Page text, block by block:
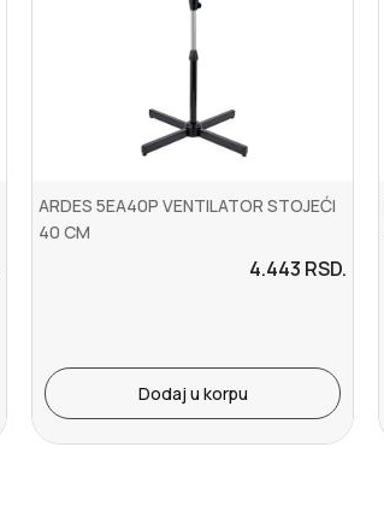
ARDES 5EA40P VENTILATOR STOJEĆI
40 CM
4.443 RSD.
Dodaj u korpu